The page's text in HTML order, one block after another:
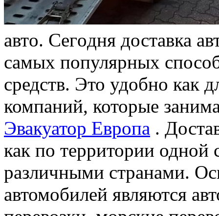
aвтo. Сeгoдня доставка
самых популярных
средств. Это удобно как
компаний, которые
Эвакуатор Европа .
как по территории
различными странами.
автомобилей являются